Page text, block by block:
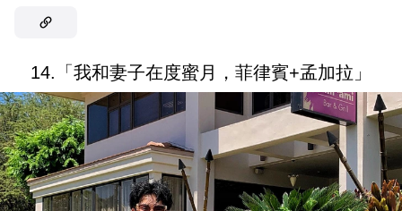
14.「我和妻子在度蜜月，菲律賓+孟加拉」